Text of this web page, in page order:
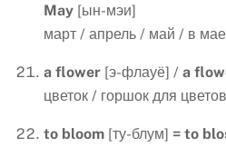
May [ын-мэи]
март / апрель / май / в мае
a flower [э-флауё] / a
цветок / горшок для
to bloom [ту-блум] = to